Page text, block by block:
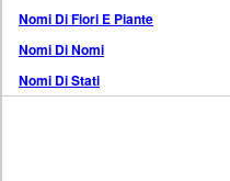
Nomi Di Fiori E Piante
Nomi Di Nomi
Nomi Di Stati